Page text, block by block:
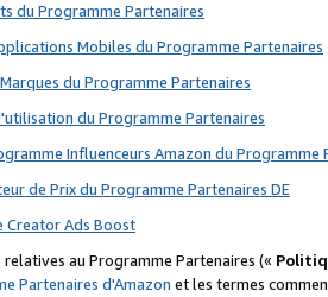
du Programme Partenaires
Mobiles du Programme Partenaires
du Programme Partenaires
du Programme Partenaires
Influenceurs Amazon du Programme
de Prix du Programme Partenaires DE
Ads Boost
au Programme Partenaires («
Partenaires d'Amazon et les termes